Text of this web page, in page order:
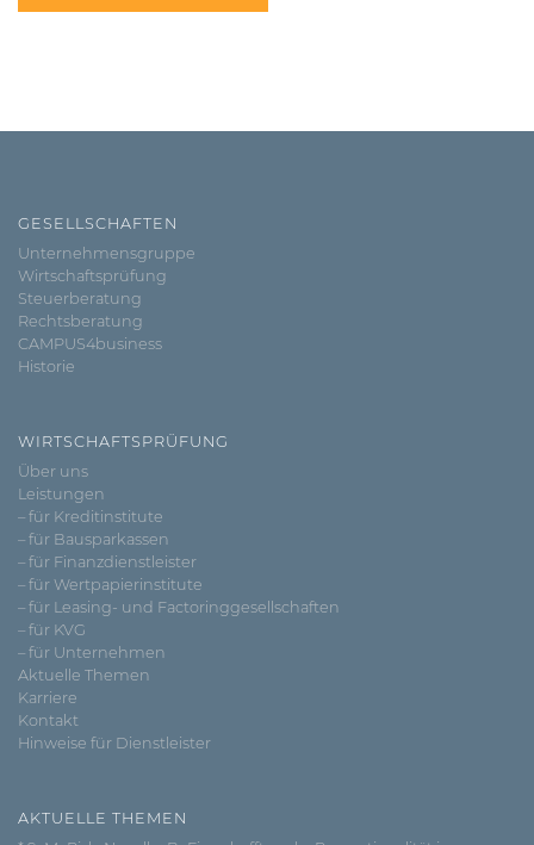
GESELLSCHAFTEN
Unternehmensgruppe
Wirtschaftsprüfung
Steuerberatung
Rechtsberatung
CAMPUS4business
Historie
WIRTSCHAFTSPRÜFUNG
Über uns
Leistungen
– für Kreditinstitute
– für Bausparkassen
– für Finanzdienstleister
– für Wertpapierinstitute
– für Leasing- und Factoringgesellschaften
– für KVG
– für Unternehmen
Aktuelle Themen
Karriere
Kontakt
Hinweise für Dienstleister
AKTUELLE THEMEN